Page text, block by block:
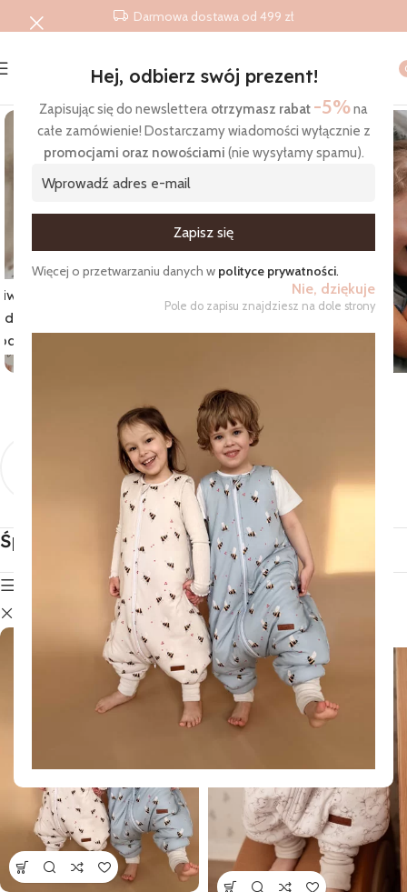
Hej, odbierz swój prezent!
Zapisując się do newslettera otrzymasz rabat -5%na
całe zamówienie! Dostarczamy wiadomości wyłącznie z
promocjami oraz nowościami (nie wysyłamy spamu).
Więcej o przetwarzaniu danych w polityce prywatności.
Nie, dziękuje
Pole do zapisu znajdziesz na dole strony
Darmowa dostawa od 499 zł
Produkty Śpiworki do spania
do
Pościel
Śpiworki
niemowlęce
Zobacz produkty
nogawkami
Zobacz produkty
Śpiworki do spania
2,5 TOG
Sale!